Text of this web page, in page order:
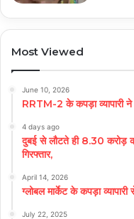
Most Viewed
June 10, 2026
RRTM-2 के कपड़ा व्यापारी
4 days ago
दुबई से लौटते ही 8.30 करोड़
गिरफ्तार,
April 14, 2026
ग्लोबल मार्केट के कपड़ा
July 22, 2025